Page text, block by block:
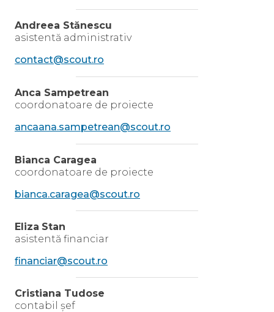
Andreea Stănescu
asistentă administrativ
contact@scout.ro
Anca Sampetrean
coordonatoare de proiecte
ancaana.sampetrean@scout.ro
Bianca Caragea
coordonatoare de proiecte
bianca.caragea@scout.ro
Eliza Stan
asistentă financiar
financiar@scout.ro
Cristiana Tudose
contabil șef